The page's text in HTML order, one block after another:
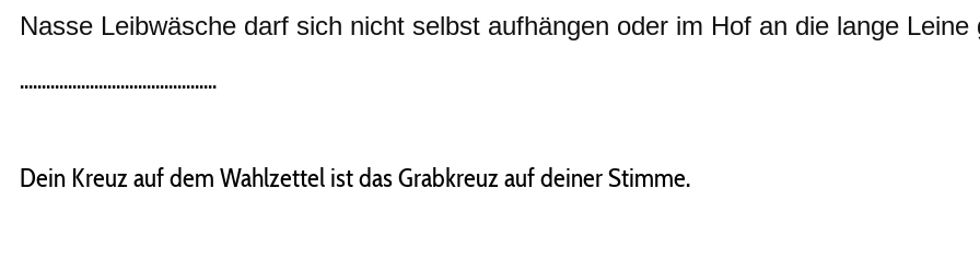
Nasse Leibwäsche darf sich nicht selbst aufhängen oder im Hof an die lange Leine
.............................................
Dein Kreuz auf dem Wahlzettel ist das Grabkreuz auf deiner Stimme.